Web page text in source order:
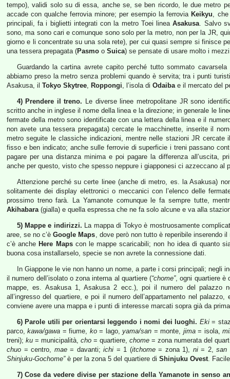
tempo), validi solo su di essa, anche se, se ben ricordo, le due metro
accade con qualche ferrovia minore; per esempio la ferrovia Keikyu, che
principali, fa i biglietti integrati con la metro Toei lineaAsakusa. Salvo
sono, ma sono cari e comunque sono solo per la metro, non per la JR,
giorno e li concentrate su una sola rete), per cui quasi sempre si finisce
una tessera prepagata (Pasmo o Suica) se pensate di usare molto i
Guardando la cartina avrete capito perché tutto sommato
abbiamo preso la metro senza problemi quando è servita; tra i punti
Asakusa, il Tokyo Skytree, Roppongi, l’isola di Odaibae il mercato del
4) Prendere il treno. Le diverse linee metropolitane JR sono
scritto anche in inglese il nome della linea e la direzione; in generale le
fermate della metro sono identificate con una lettera della linea e il
non avete una tessera prepagata) cercate le macchinette, inserite il
metro seguite le classiche indicazioni, mentre nelle stazioni JR
fisso e ben indicato; anche sulle ferrovie di superficie i treni passano
pagare per una distanza minima e poi pagare la differenza all’uscita,
anche per questo, visto che spesso neppure i giapponesi ci azzeccano al
Attenzione perché su certe linee (anche di metro, es. la Asakusa)
solitamente dei display elettronici o meccanici con l’elenco delle
prossimo treno farà. La Yamanote comunque le fa sempre tutte,
Akihabara(gialla) e quella espressa che ne fa solo alcune e va alla
5) Mappe e indirizzi. La mappa di Tokyo è mostruosamente
aree, se no c’èGoogle Maps, dove però non tutto è reperibile inserendo
c’è anche Here Mapscon le mappe scaricabili; non ho idea di quanto
buona cosa installarselo, specie se non avrete la connessione dati.
In Giappone le vie non hanno un nome, a parte i corsi principali; negli
il numero dell’isolato o zona interna al quartiere (“chome”, ogni quartiere è
mappe, es. Asakusa 1, Asakusa 2 ecc.), poi il numero del palazzo
all’ingresso del quartiere, e poi il numero dell’appartamento nel palazzo,
conviene avere una mappa e i punti di interesse marcati sopra già da
6) Parole utili per orientarsi leggendo i nomi dei luoghi. Eki=
parco,kawa/gawa = fiume, ko= lago,yama/san = monte, jima= isola,
treni); ku = municipalità, cho = quartiere, chome = zona numerata del
chuo = centro, mae= davanti; ichi = 1 (itchome= zona 1), ni= 2, san
Shinjuku-Gochome”è per la zona 5 del quartiere di Shinjuku Ovest.
7) Cose da vedere divise per stazione della Yamanote in senso